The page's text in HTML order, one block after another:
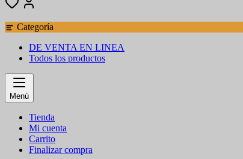
Categoría
DE VENTA EN LINEA
Todos los productos
Menú
Tienda
Mi cuenta
Carrito
Finalizar compra